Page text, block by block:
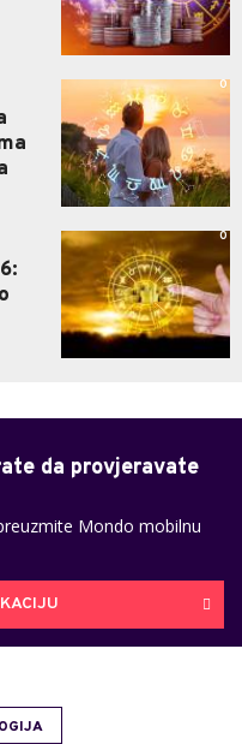
0
0
da provjeravate
Mondo mobilnu